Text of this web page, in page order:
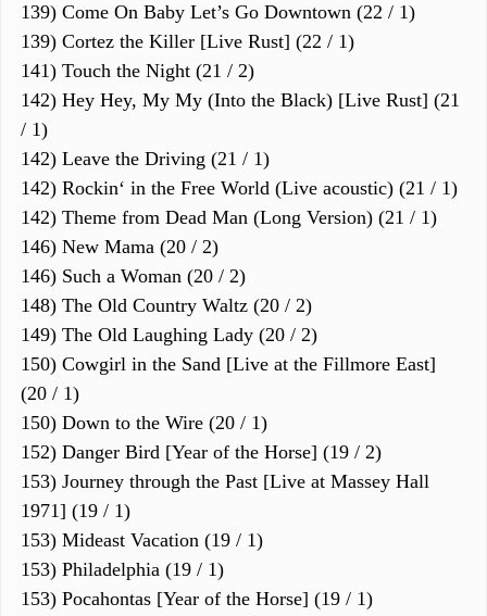
139) Come On Baby Let’s Go Downtown (22 / 1)
139) Cortez the Killer [Live Rust] (22 / 1)
141) Touch the Night (21 / 2)
142) Hey Hey, My My (Into the Black) [Live Rust] (21
/ 1)
142) Leave the Driving (21 / 1)
142) Rockin‘ in the Free World (Live acoustic) (21 / 1)
142) Theme from Dead Man (Long Version) (21 / 1)
146) New Mama (20 / 2)
146) Such a Woman (20 / 2)
148) The Old Country Waltz (20 / 2)
149) The Old Laughing Lady (20 / 2)
150) Cowgirl in the Sand [Live at the Fillmore East]
(20 / 1)
150) Down to the Wire (20 / 1)
152) Danger Bird [Year of the Horse] (19 / 2)
153) Journey through the Past [Live at Massey Hall
1971] (19 / 1)
153) Mideast Vacation (19 / 1)
153) Philadelphia (19 / 1)
153) Pocahontas [Year of the Horse] (19 / 1)